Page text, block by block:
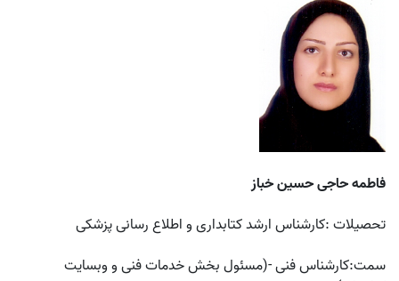
فاطمه حاجی حسین خباز
تحصیلات :کارشناس ارشد کتابداری و اطلاع رسانی پزشکی
سمت:کارشناس فنی -(مسئول بخش خدمات فنی و وبسایت